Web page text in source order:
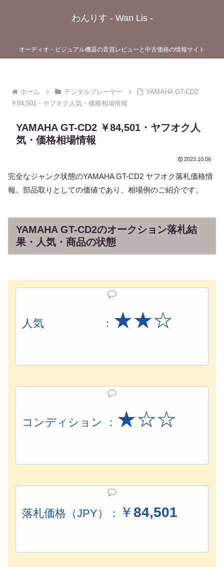
わんりす - Wan Lis -
オーディオ・ビジュアル機器の音質レビューと中古価格の情報サイト
ホーム デジタルプレーヤー
YAMAHA GT-CD2
￥84,501・ヤフオク人気・価格相場情報
YAMAHA GT-CD2 ￥84,501・ヤフオク人
気・価格相場情報
2023.10.06
完全なジャンク状態のYAMAHA GT-CD2 ヤフオク落札価格情
報。部品取りとしての価値であり、相場例のご紹介です。
YAMAHA GT-CD2のオークション落札結
果・人気・商品の状態
人気 ： ★★☆
コンディション ： ★☆☆
落札価格（JPY）： ￥ 84,501